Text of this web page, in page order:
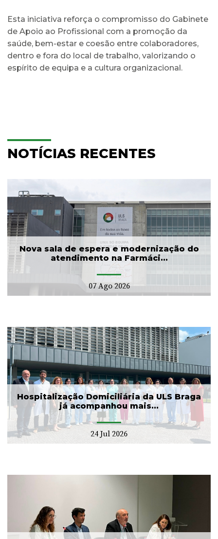
Esta iniciativa reforça o compromisso do Gabinete
de Apoio ao Profissional com a promoção da
saúde, bem-estar e coesão entre colaboradores,
dentro e fora do local de trabalho, valorizando o
espírito de equipa e a cultura organizacional.
NOTÍCIAS RECENTES
Nova sala de espera e modernização do
atendimento na Farmáci...
07 Ago 2026
Hospitalização Domiciliária da ULS Braga
já acompanhou mais...
24 Jul 2026